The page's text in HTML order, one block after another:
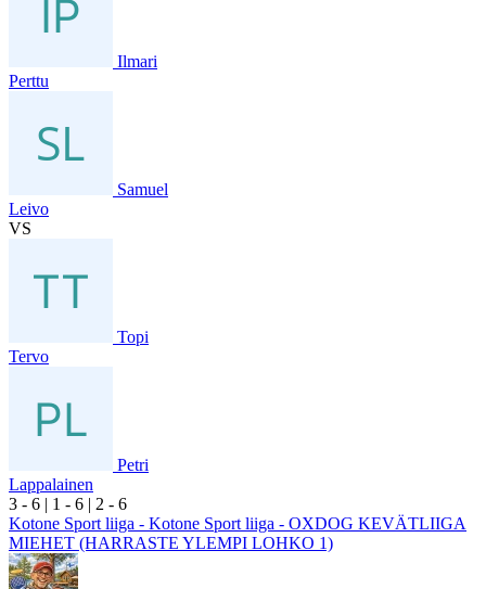
Ilmari
Perttu
Samuel
Leivo
VS
Topi
Tervo
Petri
Lappalainen
3 - 6 | 1 - 6 | 2 - 6
Kotone Sport liiga - Kotone Sport liiga - OXDOG KEVÄTLIIGA
MIEHET (HARRASTE YLEMPI LOHKO 1)